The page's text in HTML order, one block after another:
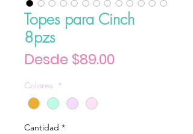
Topes para Cinch
8pzs
Desde $89.00
Colores *
Cantidad *